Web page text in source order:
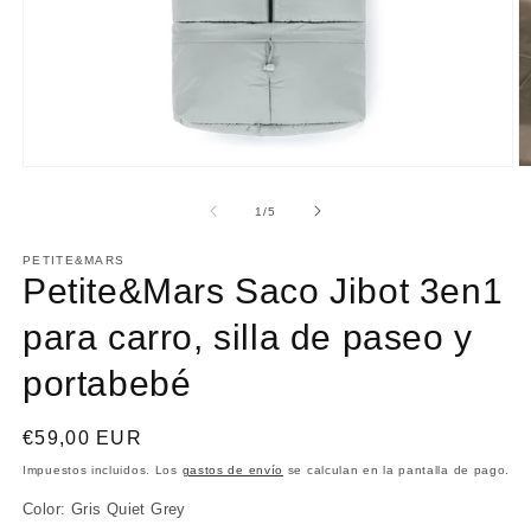
una
ventana
modal
1/de
5
PETITE&MARS
Petite&Mars Saco Jibot 3en1
para carro, silla de paseo y
portabebé
Precio
habitual
€59,00 EUR
Impuestos incluidos. Los gastos de envío se calculan en la pantalla de pago.
Color: Gris Quiet Grey